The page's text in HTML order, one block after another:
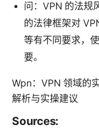
问：VPN 的法规
的法律框架对
等有不同要求，
要。
Wpn：VPN 领域的
解析与实操建议
Sources: